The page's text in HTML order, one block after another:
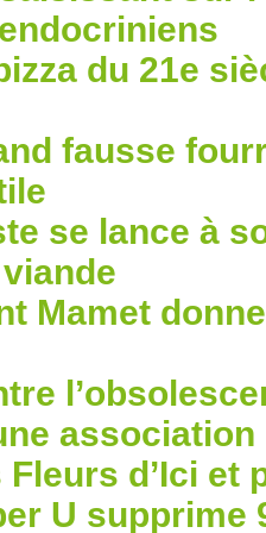
du 21e
fausse
se lance à
Mamet
Fleurs d’Ici et
U supprime